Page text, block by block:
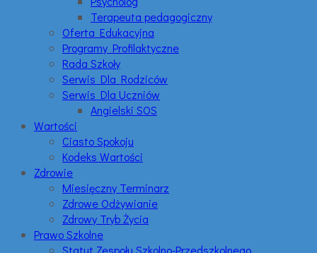
Terapeuta pedagogiczny
Oferta Edukacyjna
Programy Profilaktyczne
Rada Szkoły
Serwis Dla Rodziców
Serwis Dla Uczniów
Angielski SOS
Wartości
Ciasto Spokoju
Kodeks Wartości
Zdrowie
Miesięczny Terminarz
Zdrowe Odżywianie
Zdrowy Tryb Życia
Prawo Szkolne
Statut Zespołu Szkolno-Przedszkolnego